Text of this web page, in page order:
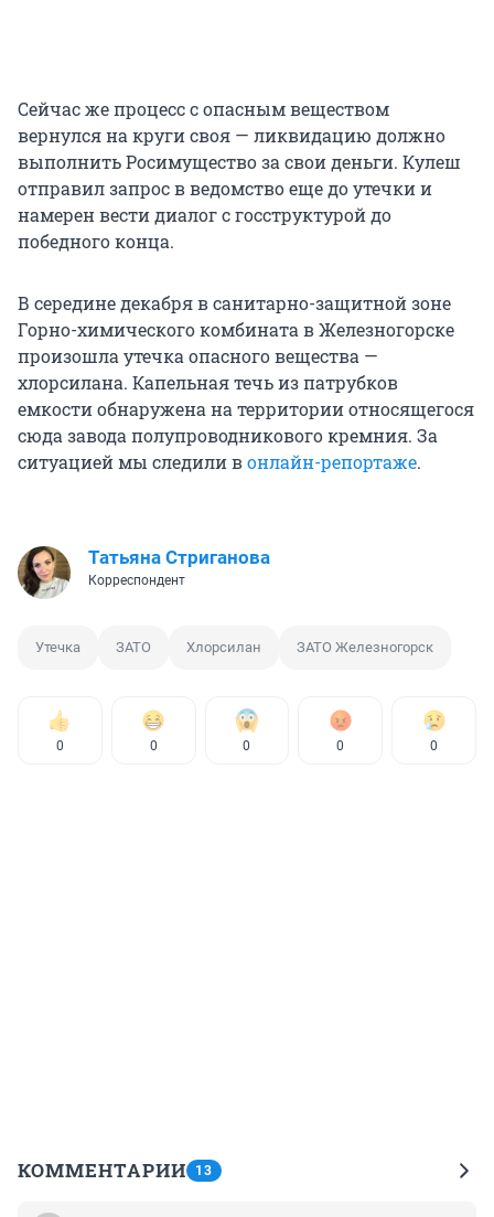
Сейчас же процесс с опасным веществом
вернулся на круги своя — ликвидацию должно
выполнить Росимущество за свои деньги. Кулеш
отправил запрос в ведомство еще до утечки и
намерен вести диалог с госструктурой до
победного конца.
В середине декабря в санитарно-защитной зоне
Горно-химического комбината в Железногорске
произошла утечка опасного вещества —
хлорсилана. Капельная течь из патрубков
емкости обнаружена на территории относящегося
сюда завода полупроводникового кремния. За
ситуацией мы следили вонлайн-репортаже.
Татьяна Стриганова
Корреспондент
Утечка ЗАТО Хлорсилан ЗАТО Железногорск
0 0 0 0 0
КОММЕНТАРИИ 13